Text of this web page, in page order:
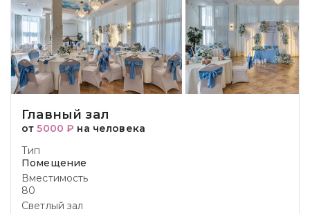
Главный зал
от5000 ₽ на человека
Тип
Помещение
Вместимость
80
Светлый зал